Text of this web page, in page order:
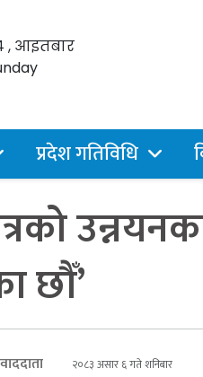
, आइतबार
प्रदेश गतिविधि
छौँ’
२०८३ असार ६ गते शनिबार